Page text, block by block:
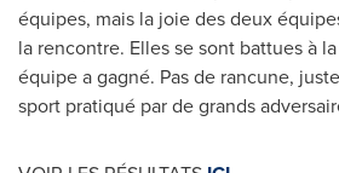
équipes, mais la joie des deux
la rencontre. Elles se sont battues à
équipe a gagné. Pas de rancune,
sport pratiqué par de grands